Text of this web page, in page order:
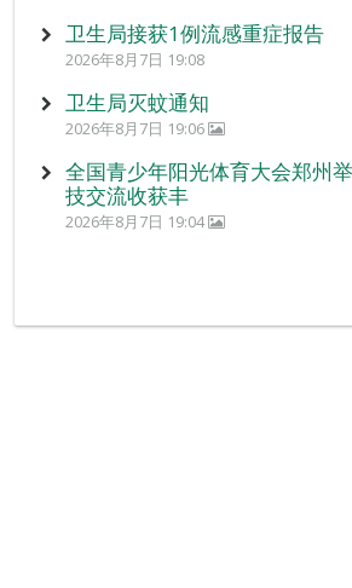
卫生局接获1例流感重症报告
2026年8月7日 19:08
卫生局灭蚊通知
2026年8月7日 19:06
全国青少年阳光体育大会郑州
技交流收获丰
2026年8月7日 19:04